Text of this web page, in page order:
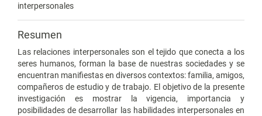
interpersonales
Resumen
Las relaciones interpersonales son el tejido que conecta a los
seres humanos, forman la base de nuestras sociedades y se
encuentran manifiestas en diversos contextos: familia, amigos,
compañeros de estudio y de trabajo. El objetivo de la presente
investigación es mostrar la vigencia, importancia y
posibilidades de desarrollar las habilidades interpersonales en